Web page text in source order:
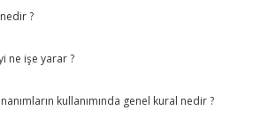
?
ne işe yarar ?
kullanımında genel kural nedir ?